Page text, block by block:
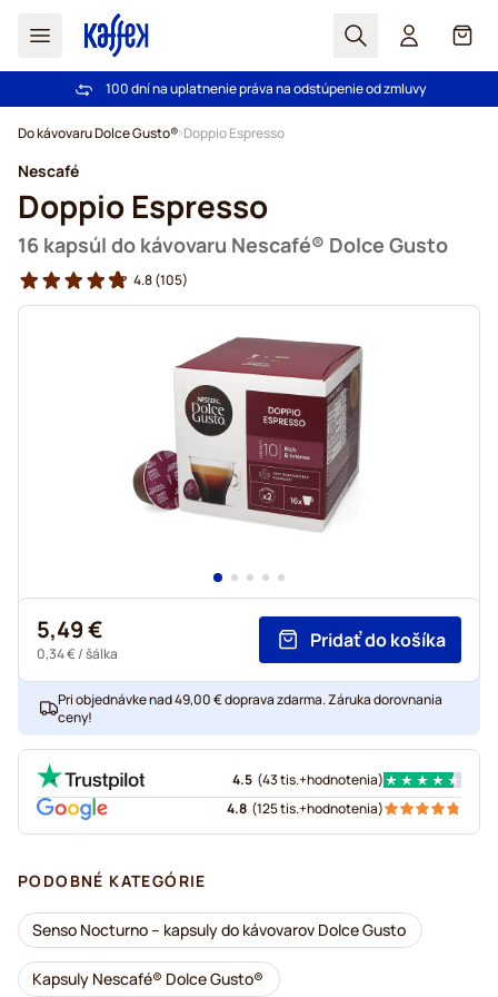
Hľadať Košík
Pri objednávke nad 49,00 € doprava zdarma
100 dní na uplatnenie práva na odstúpenie od zmluvy
Do kávovaru Dolce Gusto® Doppio Espresso
Nescafé
Doppio Espresso
16 kapsúl do kávovaru Nescafé® Dolce Gusto
4.8(105)
5,49 €
0,34 €/ šálka
Pridať do košíka
Pri objednávke nad 49,00 € doprava zdarma. Záruka dorovnania
ceny!
4.5 (43 tis.+hodnotenia)
4.8 (125 tis.+hodnotenia)
PODOBNÉ KATEGÓRIE
Senso Nocturno – kapsuly do kávovarov Dolce Gusto
Kapsuly Nescafé® Dolce Gusto®